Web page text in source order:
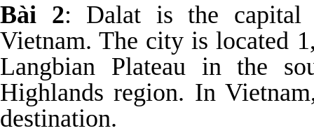
Bài 2: Dalat is the
Vietnam. The city is located
Langbian Plateau in the
Highlands region. In
destination.